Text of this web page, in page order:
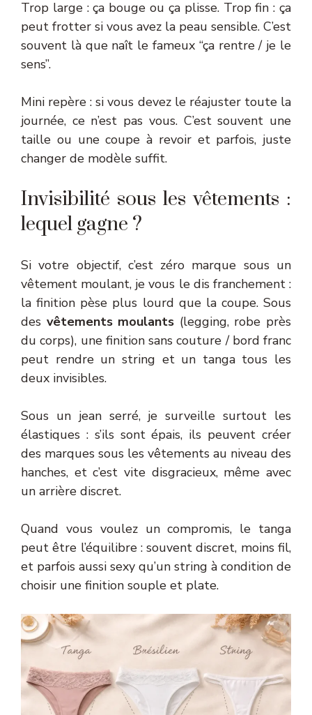
Trop large : ça bouge ou ça plisse. Trop fin : ça
peut frotter si vous avez la peau sensible. C’est
souvent là que naît le fameux “ça rentre / je le
sens”.
Mini repère : si vous devez le réajuster toute la
journée, ce n’est pas vous. C’est souvent une
taille ou une coupe à revoir et parfois, juste
changer de modèle suffit.
Invisibilité sous les vêtements :
lequel gagne ?
Si votre objectif, c’est zéro marque sous un
vêtement moulant, je vous le dis franchement :
la finition pèse plus lourd que la coupe. Sous
des vêtements moulants (legging, robe près
du corps), une finition sans couture / bord franc
peut rendre un string et un tanga tous les
deux invisibles.
Sous un jean serré, je surveille surtout les
élastiques : s’ils sont épais, ils peuvent créer
des marques sous les vêtements au niveau des
hanches, et c’est vite disgracieux, même avec
un arrière discret.
Quand vous voulez un compromis, le tanga
peut être l’équilibre : souvent discret, moins fil,
et parfois aussi sexy qu’un string à condition de
choisir une finition souple et plate.